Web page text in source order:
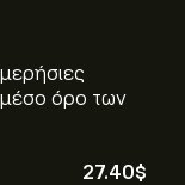
μέσο όρο των
27.40‎$‎